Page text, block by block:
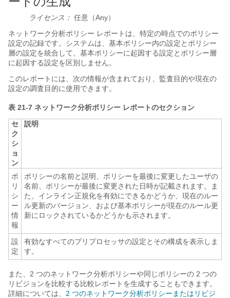
ライセンス： 任意（Any）
ネットワーク分析ポリシー レポートは、特定の時点でのポリシー
設定の記録です。システムは、基本ポリシー内の設定とポリシー
層の設定を統合して、基本ポリシーに起因する設定とポリシー層
に起因する設定を区別しません。
このレポートには、次の情報が含まれており、監査目的や現在の
設定の調査目的に使用できます。
表 21-7 ネットワーク分析ポリシー レポートのセクション
セ
ク
シ
ョ
ン
説明
ポ
リ
シ
ー
情
報
ポリシーの名前と説明、ポリシーを最後に変更したユーザの
名前、ポリシーが最後に変更された日時が記載されます。ま
た、インライン正規化を有効にできるかどうか、現在のルー
ル更新のバージョン、および基本ポリシーが現在のルール更
新にロックされているかどうかも示されます。
設
定
有効なすべてのプリプロセッサの設定とその構成を表示しま
す。
また、2 つのネットワーク分析ポリシーや同じポリシーの 2 つの
リビジョンを比較する比較レポートを生成することもできます。
詳細については、 2 つのネットワーク分析ポリシーまたはリビジ